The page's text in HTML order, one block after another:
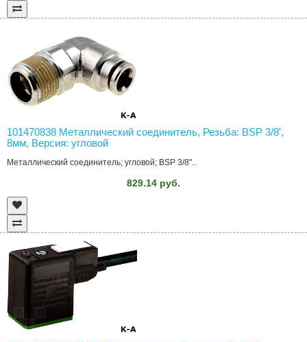
101470838 Металлический соединитель, Резьба: BSP 3/8',
8мм, Версия: угловой
Металлический соединитель; угловой; BSP 3/8"..
829.14 руб.